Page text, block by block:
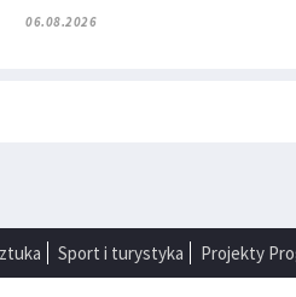
06.08.2026
Sport i turystyka Projekty